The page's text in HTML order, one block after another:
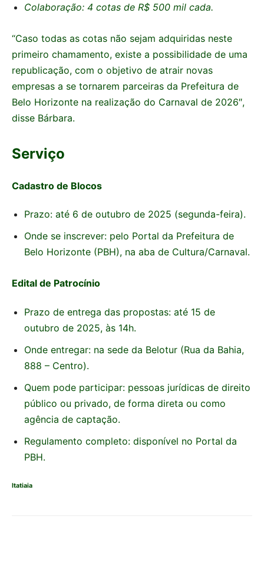
Colaboração: 4 cotas de R$ 500 mil cada.
“Caso todas as cotas não sejam adquiridas neste
primeiro chamamento, existe a possibilidade de uma
republicação, com o objetivo de atrair novas
empresas a se tornarem parceiras da Prefeitura de
Belo Horizonte na realização do Carnaval de 2026″,
disse Bárbara.
Serviço
Cadastro de Blocos
Prazo: até 6 de outubro de 2025 (segunda-feira).
Onde se inscrever: pelo Portal da Prefeitura de
Belo Horizonte (PBH), na aba de Cultura/Carnaval.
Edital de Patrocínio
Prazo de entrega das propostas: até 15 de
outubro de 2025, às 14h.
Onde entregar: na sede da Belotur (Rua da Bahia,
888 – Centro).
Quem pode participar: pessoas jurídicas de direito
público ou privado, de forma direta ou como
agência de captação.
Regulamento completo: disponível no Portal da
PBH.
Itatiaia